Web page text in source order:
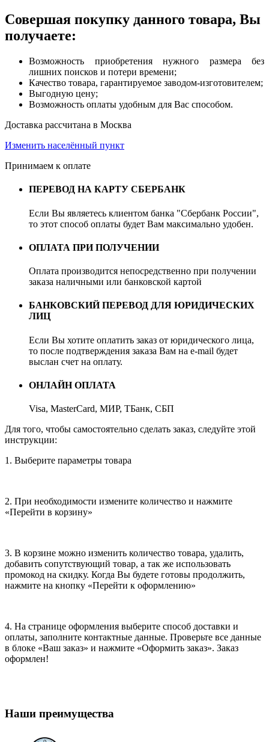
Совершая покупку данного товара, Вы
получаете:
Возможность приобретения нужного размера без
лишних поисков и потери времени;
Качество товара, гарантируемое заводом-изготовителем;
Выгодную цену;
Возможность оплаты удобным для Вас способом.
Доставка рассчитана в Москва
Изменить населённый пункт
Принимаем к оплате
ПЕРЕВОД НА КАРТУ СБЕРБАНК
Если Вы являетесь клиентом банка "Сбербанк России",
то этот способ оплаты будет Вам максимально удобен.
ОПЛАТА ПРИ ПОЛУЧЕНИИ
Оплата производится непосредственно при получении
заказа наличными или банковской картой
БАНКОВСКИЙ ПЕРЕВОД ДЛЯ ЮРИДИЧЕСКИХ
ЛИЦ
Если Вы хотите оплатить заказ от юридического лица,
то после подтверждения заказа Вам на e-mail будет
выслан счет на оплату.
ОНЛАЙН ОПЛАТА
Visa, MasterCard, МИР, ТБанк, СБП
Для того, чтобы самостоятельно сделать заказ, следуйте этой
инструкции:
1. Выберите параметры товара
2. При необходимости измените количество и нажмите
«Перейти в корзину»
3. В корзине можно изменить количество товара, удалить,
добавить сопутствующий товар, а так же использовать
промокод на скидку. Когда Вы будете готовы продолжить,
нажмите на кнопку «Перейти к оформлению»
4. На странице оформления выберите способ доставки и
оплаты, заполните контактные данные. Проверьте все данные
в блоке «Ваш заказ» и нажмите «Оформить заказ». Заказ
оформлен!
Наши преимущества